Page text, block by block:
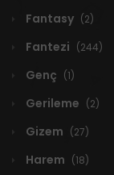
Fantasy (2)
Fantezi (244)
Genç (1)
Gerileme (2)
Gizem (27)
Harem (18)